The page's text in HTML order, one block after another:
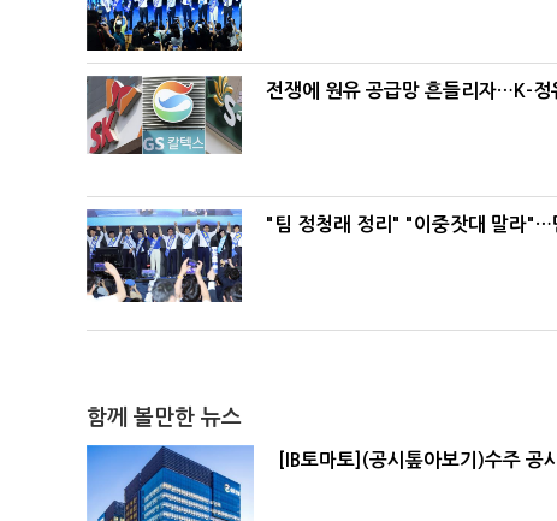
전쟁에 원유 공급망 흔들리자…K-정
"팀 정청래 정리" "이중잣대 말라"…
함께 볼만한 뉴스
[IB토마토](공시톺아보기)수주 공